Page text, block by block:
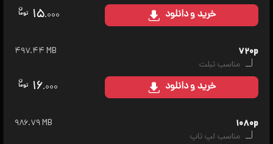
خریدو دانلود ۱۵.۰۰۰
۷۲۰p
مناسب تبلت
۴۹۷.۴۴ MB
خریدو دانلود ۱۶.۰۰۰
۱۰۸۰p
مناسب لپ تاپ
۹۸۶.۷۹ MB